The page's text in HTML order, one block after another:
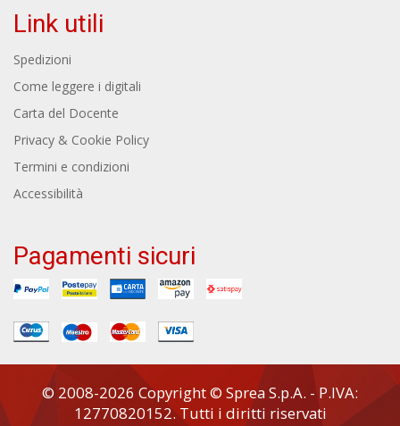
Link utili
Spedizioni
Come leggere i digitali
Carta del Docente
Privacy & Cookie Policy
Termini e condizioni
Accessibilità
Pagamenti sicuri
© 2008-2026 Copyright © Sprea S.p.A. - P.IVA:
12770820152. Tutti i diritti riservati